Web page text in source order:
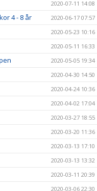
2020-07-11 14:08
4 - 8 år 2020-06-17 07:57
2020-05-23 10:16
2020-05-11 16:33
2020-05-05 19:34
2020-04-30 14:50
2020-04-24 10:36
2020-04-02 17:04
2020-03-27 18:55
2020-03-20 11:36
2020-03-13 17:10
2020-03-13 13:32
2020-03-11 20:39
2020-03-06 22:30